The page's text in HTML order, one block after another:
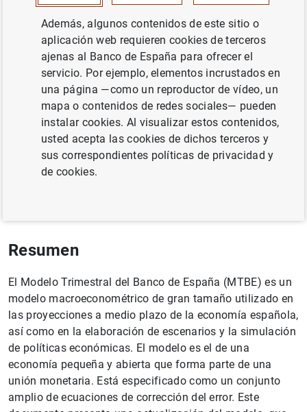
Samuel Hurtado
Documento completo
MTBE v2025: new version of the Quarterly
Model of the Banco de España
Resumen
El Modelo Trimestral del Banco de España (MTBE) es un
modelo macroeconométrico de gran tamaño utilizado en
las proyecciones a medio plazo de la economía española,
así como en la elaboración de escenarios y la simulación
de políticas económicas. El modelo es el de una
economía pequeña y abierta que forma parte de una
unión monetaria. Está especificado como un conjunto
amplio de ecuaciones de corrección del error. Este
Además, algunos contenidos de este sitio o
aplicación web requieren cookies de terceros
ajenas al Banco de España para ofrecer el
servicio. Por ejemplo, elementos incrustados en
una página —como un reproductor de vídeo, un
mapa o contenidos de redes sociales— pueden
instalar cookies. Al visualizar estos contenidos,
usted acepta las cookies de dichos terceros y
sus correspondientes políticas de privacidad y
de cookies.